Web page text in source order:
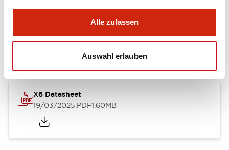
Alle zulassen
Auswahl erlauben
X Series Datasheet
27/03/2025.PDF2.14MB
X6 Datasheet
19/03/2025.PDF1.60MB